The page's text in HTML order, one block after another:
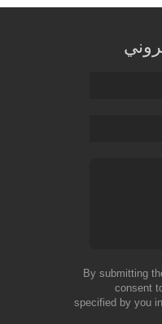
By submitting
consent
specified by you